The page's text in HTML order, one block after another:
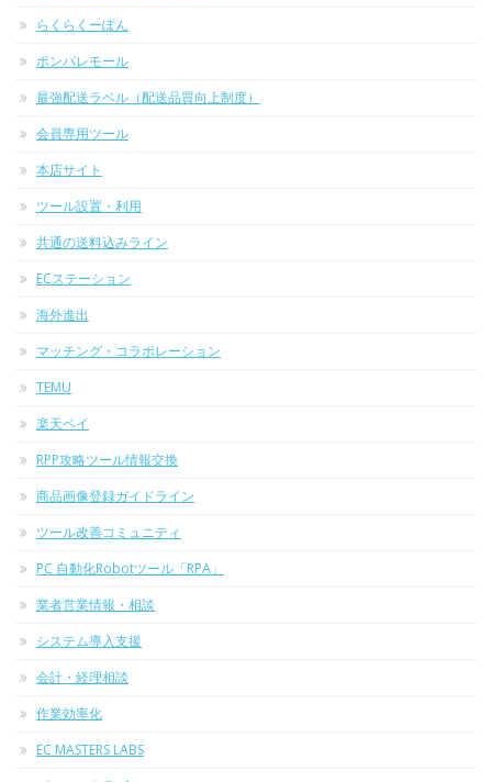
らくらくーぽん
ポンパレモール
最強配送ラベル（配送品質向上制度）
会員専用ツール
本店サイト
ツール設置・利用
共通の送料込みライン
ECステーション
海外進出
マッチング・コラボレーション
TEMU
楽天ペイ
RPP攻略ツール情報交換
商品画像登録ガイドライン
ツール改善コミュニティ
PC 自動化Robotツール「RPA」
業者営業情報・相談
システム導入支援
会計・経理相談
作業効率化
EC MASTERS LABS